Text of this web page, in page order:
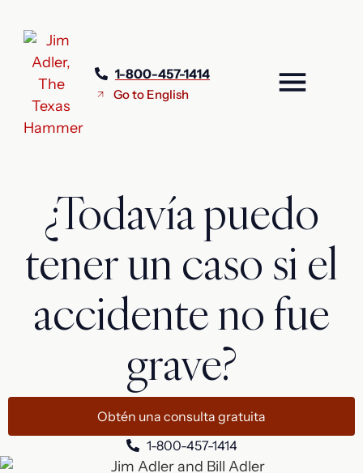
1-800-457-1414
Go to English
¿Todavía puedo
tener un caso si el
accidente no fue
grave?
Obtén una consulta gratuita
1-800-457-1414